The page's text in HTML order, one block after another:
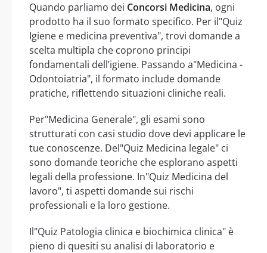
Quando parliamo dei Concorsi Medicina, ogni
prodotto ha il suo formato specifico. Per il"Quiz
Igiene e medicina preventiva", trovi domande a
scelta multipla che coprono principi
fondamentali dell’igiene. Passando a"Medicina -
Odontoiatria", il formato include domande
pratiche, riflettendo situazioni cliniche reali.
Per"Medicina Generale", gli esami sono
strutturati con casi studio dove devi applicare le
tue conoscenze. Del"Quiz Medicina legale" ci
sono domande teoriche che esplorano aspetti
legali della professione. In"Quiz Medicina del
lavoro", ti aspetti domande sui rischi
professionali e la loro gestione.
Il"Quiz Patologia clinica e biochimica clinica" è
pieno di quesiti su analisi di laboratorio e